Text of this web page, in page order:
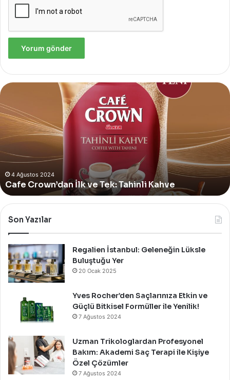
Yves
Rocher,
Momo
Bodrum’da
Yer
Alan
Yeni
Summer
Pop-
Up
Mağazasını
Özel
Bir
Kutladı!
Yves Rocher, Momo Bodrum’da Yer Alan Yeni
Summer Pop-Up Mağazasını Özel Bir Davet İle
Kutladı!
Son Yazılar
Regalien İstanbul: Geleneğin Lüksle
Buluştuğu Yer
20 Ocak 2025
Yves Rocher’den Saçlarınıza Etkin ve
Güçlü Bitkisel Formüller ile Yenilik!
7 Ağustos 2024
Uzman Trikologlardan Profesyonel
Bakım: Akademi Saç Terapi ile Kişiye
Özel Çözümler
7 Ağustos 2024